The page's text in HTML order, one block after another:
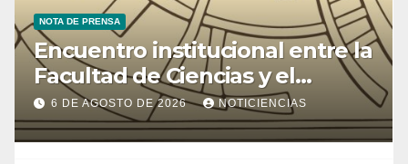
NOTA DE PRENSA
Encuentro institucional entre la
Facultad de Ciencias y el
Ministerio de Ciencia y
Tecnología
6 DE AGOSTO DE 2026 NOTICIENCIAS